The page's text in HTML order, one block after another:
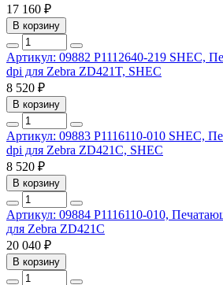
17 160 ₽
В корзину
Артикул: 09882 P1112640-219 SHEC,
dpi для Zebra ZD421T, SHEC
8 520 ₽
В корзину
Артикул: 09883 P1116110-010 SHEC,
dpi для Zebra ZD421C, SHEC
8 520 ₽
В корзину
Артикул: 09884 P1116110-010,
для Zebra ZD421C
20 040 ₽
В корзину